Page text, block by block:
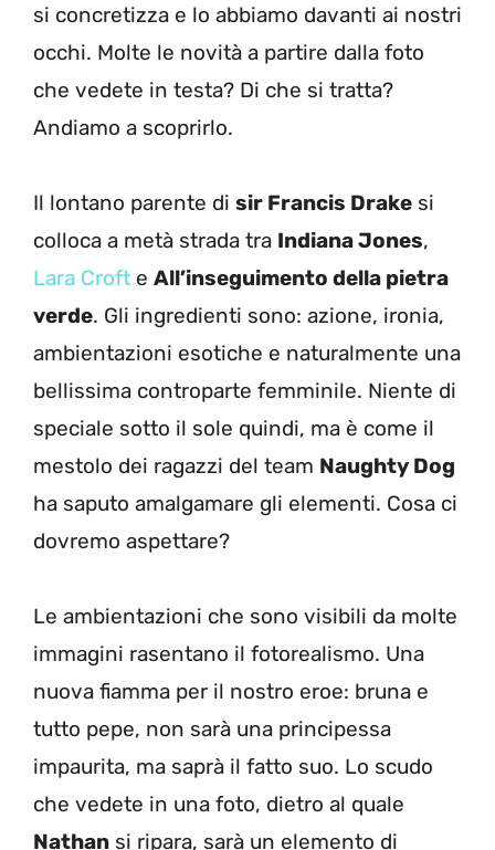
si concretizza e lo abbiamo davanti ai nostri
occhi. Molte le novità a partire dalla foto
che vedete in testa? Di che si tratta?
Andiamo a scoprirlo.
Il lontano parente di sir Francis Drake si
colloca a metà strada tra Indiana Jones,
Lara Croft e All’inseguimento della pietra
verde. Gli ingredienti sono: azione, ironia,
ambientazioni esotiche e naturalmente una
bellissima controparte femminile. Niente di
speciale sotto il sole quindi, ma è come il
mestolo dei ragazzi del team Naughty Dog
ha saputo amalgamare gli elementi. Cosa ci
dovremo aspettare?
Le ambientazioni che sono visibili da molte
immagini rasentano il fotorealismo. Una
nuova fiamma per il nostro eroe: bruna e
tutto pepe, non sarà una principessa
impaurita, ma saprà il fatto suo. Lo scudo
che vedete in una foto, dietro al quale
Nathan si ripara, sarà un elemento di